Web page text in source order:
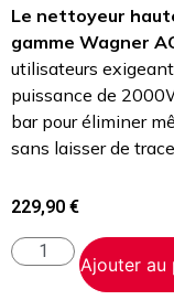
Le nettoyeur
gamme Wagner
utilisateurs
puissance de
bar pour éliminer
sans laisser de
229,90 €
Ajouter au